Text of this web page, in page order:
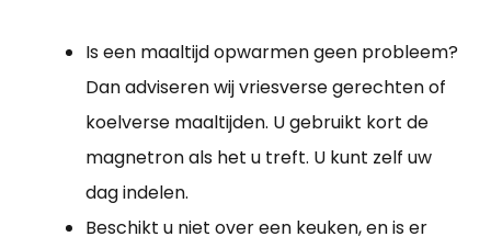
Is een maaltijd opwarmen geen probleem?
Dan adviseren wij vriesverse gerechten of
koelverse maaltijden. U gebruikt kort de
magnetron als het u treft. U kunt zelf uw
dag indelen.
Beschikt u niet over een keuken, en is er